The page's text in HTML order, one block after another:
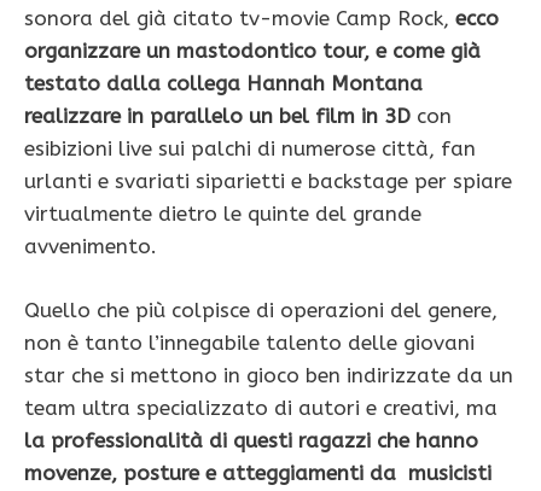
sonora del già citato tv-movie Camp Rock, ecco
organizzare un mastodontico tour, e come già
testato dalla collega Hannah Montana
realizzare in parallelo un bel film in 3D con
esibizioni live sui palchi di numerose città, fan
urlanti e svariati siparietti e backstage per spiare
virtualmente dietro le quinte del grande
avvenimento.
Quello che più colpisce di operazioni del genere,
non è tanto l’innegabile talento delle giovani
star che si mettono in gioco ben indirizzate da un
team ultra specializzato di autori e creativi, ma
la professionalità di questi ragazzi che hanno
movenze, posture e atteggiamenti da musicisti